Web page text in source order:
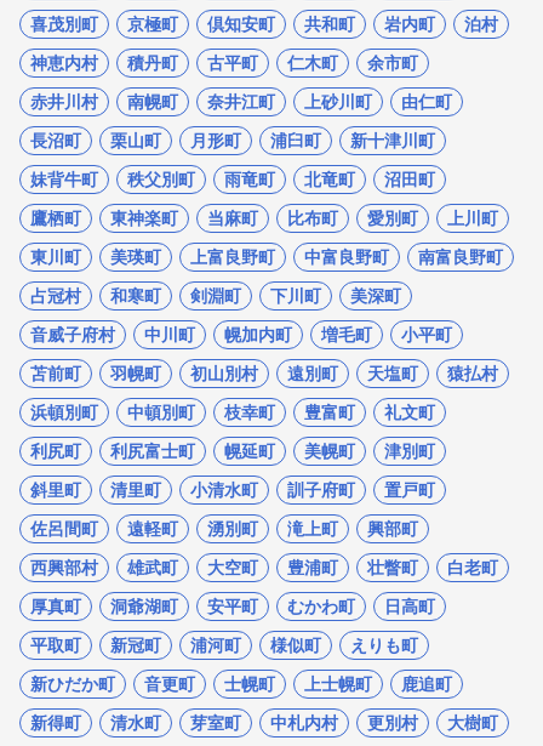
喜茂別町
京極町 倶知安町 共和町 岩内町
泊村
神恵内村
積丹町 古平町 仁木町
余市町
赤井川村
南幌町 奈井江町 上砂川町
由仁町
長沼町
栗山町 月形町 浦臼町
新十津川町
妹背牛町
秩父別町 雨竜町 北竜町
沼田町
鷹栖町
東神楽町 当麻町 比布町 愛別町
上川町
東川町
美瑛町 上富良野町 中富良野町
南富良野町
占冠村
和寒町 剣淵町 下川町
美深町
音威子府村
中川町 幌加内町 増毛町
小平町
苫前町
羽幌町 初山別村 遠別町 天塩町
猿払村
浜頓別町
中頓別町 枝幸町 豊富町
礼文町
利尻町
利尻富士町 幌延町 美幌町
津別町
斜里町
清里町 小清水町 訓子府町
置戸町
佐呂間町
遠軽町 湧別町 滝上町
興部町
西興部村
雄武町 大空町 豊浦町 壮瞥町
白老町
厚真町
洞爺湖町 安平町 むかわ町
日高町
平取町
新冠町 浦河町 様似町
えりも町
新ひだか町
音更町 士幌町 上士幌町
鹿追町
新得町
清水町 芽室町 中札内村 更別村 大樹町